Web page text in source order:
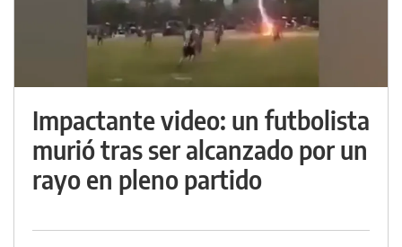
Impactante video: un futbolista
murió tras ser alcanzado por un
rayo en pleno partido